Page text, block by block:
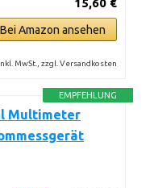
15,60 €
Bei Amazon ansehen
MwSt., zzgl. Versandkosten
EMPFEHLUNG
Multimeter